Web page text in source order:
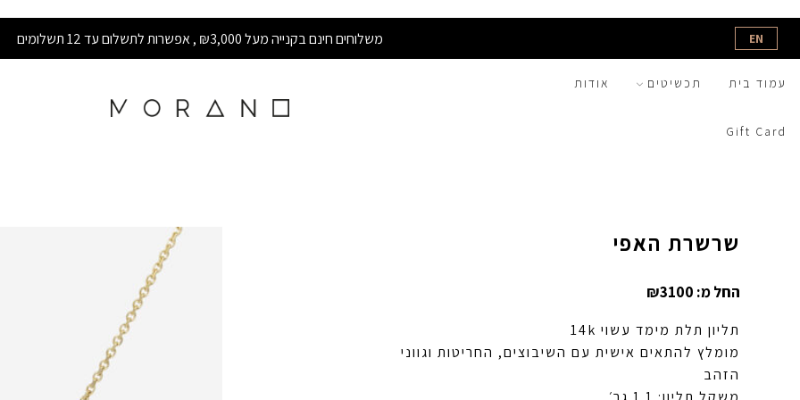
EN משלוחים חינם בקנייה מעל ₪3,000 , אפשרות לתשלום עד 12 תשלומים
עמוד בית תכשיטים אודות
Gift Card
שרשרת האפי
החל מ: ₪3100
תליון תלת מימד עשוי 14k
מומלץ להתאים אישית עם השיבוצים, החריטות וגווני
הזהב